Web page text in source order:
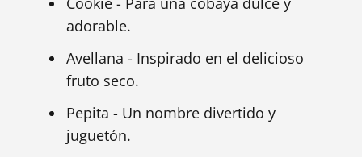
adorable.
Avellana - Inspirado en el delicioso
fruto seco.
Pepita - Un nombre divertido y
juguetón.